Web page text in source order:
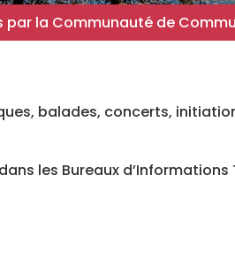
la Communauté de
balades, concerts,
les Bureaux d’Informations